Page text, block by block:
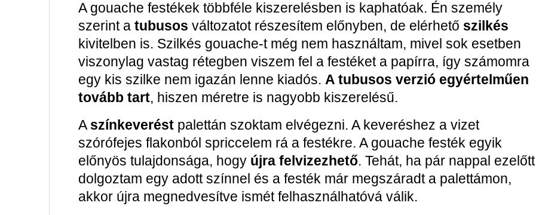
A gouache festékek többféle kiszerelésben is kaphatóak. Én személy
szerint atubusos változatot részesítem előnyben, de elérhető szilkés
kivitelben is. Szilkés gouache-t még nem használtam, mivel sok esetben
viszonylag vastag rétegben viszem fel a festéket a papírra, így számomra
egy kis szilke nem igazán lenne kiadós. A tubusos verzió egyértelműen
tovább tart, hiszen méretre is nagyobb kiszerelésű.
A színkeverést palettán szoktam elvégezni. A keveréshez a vizet
szórófejes flakonból spriccelem rá a festékre. A gouache festék egyik
előnyös tulajdonsága, hogy újra felvizezhető. Tehát, ha pár nappal ezelőtt
dolgoztam egy adott színnel és a festék már megszáradt a palettámon,
akkor újra megnedvesítve ismét felhasználhatóvá válik.